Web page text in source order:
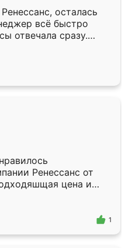
осталась
всё быстро
отвечала сразу.
подошёл к
Собрали
аккуратно, даже
Ренессанс от
цена и
Приехавший
Владислав
самый
1